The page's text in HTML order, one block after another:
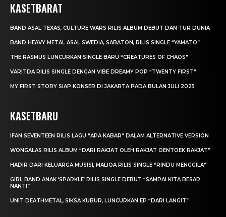
KASETBARAT
BAND ASAL TEXAS, CULTURE WARS RILIS ALBUM DEBUT DAN TUR DUNIA
BAND HEAVY METAL ASAL SWEDIA, SABATON, RILIS SINGLE “YAMATO”
THE RASMUS LUNCURKAN SINGLE BARU “CREATURES OF CHAOS”
VARITDA RILIS SINGLE DENGAN VIBE DREAMY POP “TWENTY FIRST”
MY FIRST STORY SIAP KONSER DI JAKARTA PADA BULAN JULI 2025
KASETBARU
IFAN SEVENTEEN RILIS LAGU “APA KABAR” DALAM ALTERNATIVE VERSION
WONGALAS RILIS ALBUM “DARI RAKJAT OLEH RAKJAT OENTOEK RAKJAT”
HADIR DARI KELUARGA MUSISI, MALIQA RILIS SINGLE “RINDU MENGGILA”
GIRL BAND ANAK ‘SPARKLE’ RILIS SINGLE DEBUT “SAMPAI KITA BESAR
NANTI”
UNIT DEATHMETAL, SIKSA KUBUR, LUNCURKAN EP “DARI LANGIT”